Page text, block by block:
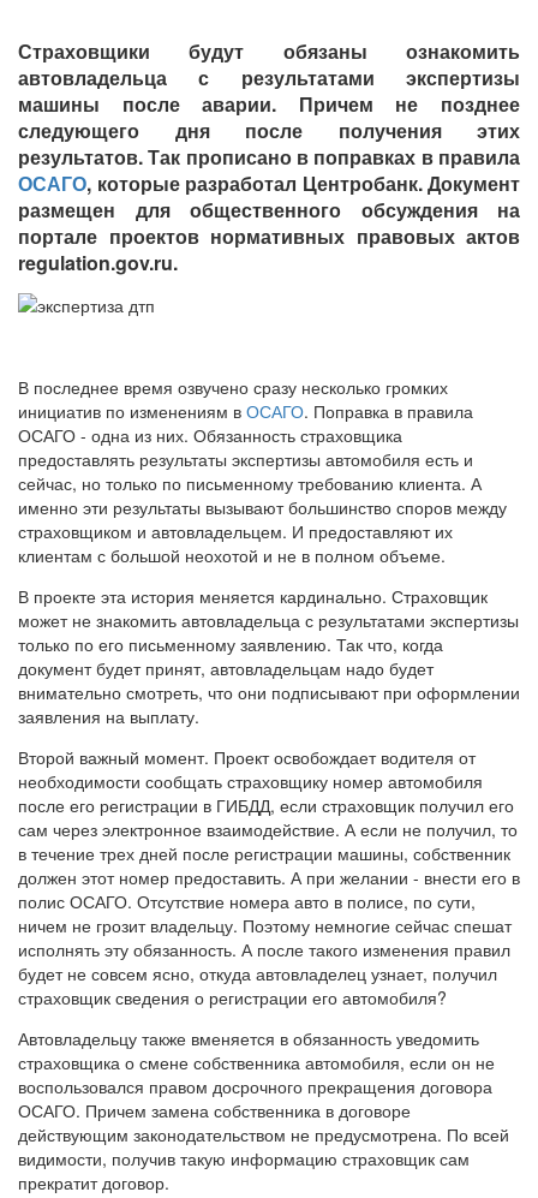
Страховщики будут обязаны ознакомить
автовладельца с результатами экспертизы
машины после аварии. Причем не позднее
следующего дня после получения этих
результатов. Так прописано в поправках в правила
ОСАГО, которые разработал Центробанк. Документ
размещен для общественного обсуждения на
портале проектов нормативных правовых актов
regulation.gov.ru.
В последнее время озвучено сразу несколько громких
инициатив по изменениям в ОСАГО. Поправка в правила
ОСАГО - одна из них. Обязанность страховщика
предоставлять результаты экспертизы автомобиля есть и
сейчас, но только по письменному требованию клиента. А
именно эти результаты вызывают большинство споров между
страховщиком и автовладельцем. И предоставляют их
клиентам с большой неохотой и не в полном объеме.
В проекте эта история меняется кардинально. Страховщик
может не знакомить автовладельца с результатами экспертизы
только по его письменному заявлению. Так что, когда
документ будет принят, автовладельцам надо будет
внимательно смотреть, что они подписывают при оформлении
заявления на выплату.
Второй важный момент. Проект освобождает водителя от
необходимости сообщать страховщику номер автомобиля
после его регистрации в ГИБДД, если страховщик получил его
сам через электронное взаимодействие. А если не получил, то
в течение трех дней после регистрации машины, собственник
должен этот номер предоставить. А при желании - внести его в
полис ОСАГО. Отсутствие номера авто в полисе, по сути,
ничем не грозит владельцу. Поэтому немногие сейчас спешат
исполнять эту обязанность. А после такого изменения правил
будет не совсем ясно, откуда автовладелец узнает, получил
страховщик сведения о регистрации его автомобиля?
Автовладельцу также вменяется в обязанность уведомить
страховщика о смене собственника автомобиля, если он не
воспользовался правом досрочного прекращения договора
ОСАГО. Причем замена собственника в договоре
действующим законодательством не предусмотрена. По всей
видимости, получив такую информацию страховщик сам
прекратит договор.